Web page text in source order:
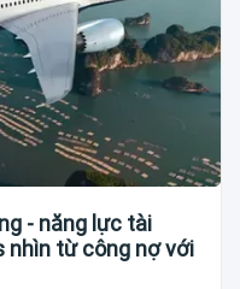
- năng lực tài
nhìn từ công nợ với